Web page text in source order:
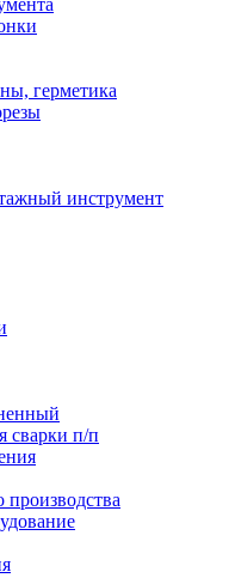
герметика
инструмент
сварки п/п
производства